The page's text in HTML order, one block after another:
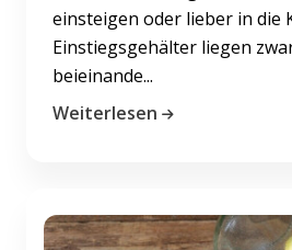
einsteigen oder lieber in die
Einstiegsgehälter liegen
beieinande...
Weiterlesen